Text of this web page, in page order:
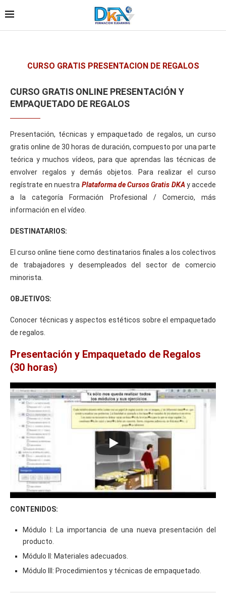
CURSO GRATIS PRESENTACION DE REGALOS
CURSO GRATIS ONLINE PRESENTACIÓN Y
EMPAQUETADO DE REGALOS
Presentación, técnicas y empaquetado de regalos, un curso
gratis online de 30 horas de duración, compuesto por una parte
teórica y muchos vídeos, para que aprendas las técnicas de
envolver regalos y demás objetos. Para realizar el curso
regístrate en nuestra Plataforma de Cursos Gratis DKAy accede
a la categoría Formación Profesional / Comercio, más
información en el vídeo.
DESTINATARIOS:
El curso online tiene como destinatarios finales a los colectivos
de trabajadores y desempleados del sector de comercio
minorista.
OBJETIVOS:
Conocer técnicas y aspectos estéticos sobre el empaquetado
de regalos.
Presentación y Empaquetado de Regalos
(30 horas)
CONTENIDOS:
Módulo I: La importancia de una nueva presentación del
producto.
Módulo II: Materiales adecuados.
Módulo III: Procedimientos y técnicas de empaquetado.